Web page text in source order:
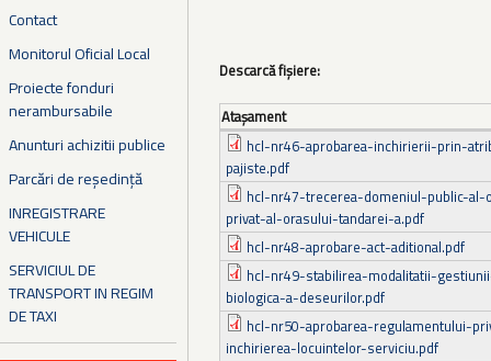
Contact
Monitorul Oficial Local
Proiecte fonduri
nerambursabile
Anunturi achizitii publice
Parcări de reședință
INREGISTRARE
VEHICULE
SERVICIUL DE
TRANSPORT IN REGIM
DE TAXI
Descarcă fișiere:
Ataşament
hcl-nr46-aprobarea-inchirierii-prin-
pajiste.pdf
hcl-nr47-trecerea-domeniul-public-
privat-al-orasului-tandarei-a.pdf
hcl-nr48-aprobare-act-aditional.pdf
hcl-nr49-stabilirea-modalitatii-
biologica-a-deseurilor.pdf
hcl-nr50-aprobarea-regulamentului-
inchirierea-locuintelor-serviciu.pdf